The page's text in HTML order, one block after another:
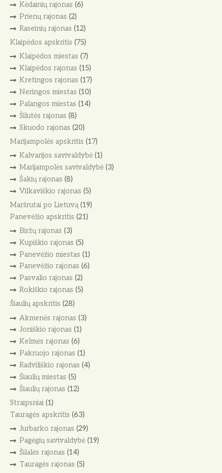
Kėdainių rajonas (6)
Prienų rajonas (2)
Raseinių rajonas (12)
Klaipėdos apskritis (75)
Klaipėdos miestas (7)
Klaipėdos rajonas (15)
Kretingos rajonas (17)
Neringos miestas (10)
Palangos miestas (14)
Šilutės rajonas (8)
Skuodo rajonas (20)
Marijampolės apskritis (17)
Kalvarijos savivaldybė(1)
Marijampolės savivaldybė(3)
Šakių rajonas (8)
Vilkaviškio rajonas (5)
Maršrutai po Lietuvą(19)
Panevėžio apskritis (21)
Biržų rajonas (3)
Kupiškio rajonas (5)
Panevėžio miestas (1)
Panevėžio rajonas (6)
Pasvalio rajonas (2)
Rokiškio rajonas (5)
Šiaulių apskritis (28)
Akmenės rajonas (3)
Joniškio rajonas (1)
Kelmės rajonas (6)
Pakruojo rajonas (1)
Radviliškio rajonas (4)
Šiaulių miestas (5)
Šiaulių rajonas (12)
Straipsniai (1)
Tauragės apskritis (63)
Jurbarko rajonas (29)
Pagėgių savivaldybė(19)
Šilalės rajonas (14)
Tauragės rajonas (5)